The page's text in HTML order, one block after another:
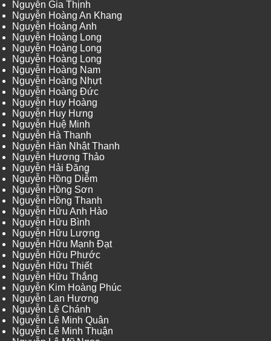
Nguyễn Gia Thịnh
Nguyễn Hoàng An Khang
Nguyễn Hoàng Anh
Nguyễn Hoàng Long
Nguyễn Hoàng Long
Nguyễn Hoàng Long
Nguyễn Hoàng Nam
Nguyễn Hoàng Nhựt
Nguyễn Hoàng Đức
Nguyễn Huy Hoàng
Nguyễn Huy Hưng
Nguyễn Huệ Minh
Nguyễn Hà Thanh
Nguyễn Hàn Nhật Thanh
Nguyễn Hương Thảo
Nguyễn Hải Đăng
Nguyễn Hồng Diễm
Nguyễn Hồng Sơn
Nguyễn Hồng Thanh
Nguyễn Hữu Anh Hào
Nguyễn Hữu Bình
Nguyễn Hữu Lượng
Nguyễn Hữu Mạnh Đạt
Nguyễn Hữu Phước
Nguyễn Hữu Thiết
Nguyễn Hữu Thắng
Nguyễn Kim Hoàng Phúc
Nguyễn Lan Hương
Nguyễn Lê Chánh
Nguyễn Lê Minh Quân
Nguyễn Lê Minh Thuận